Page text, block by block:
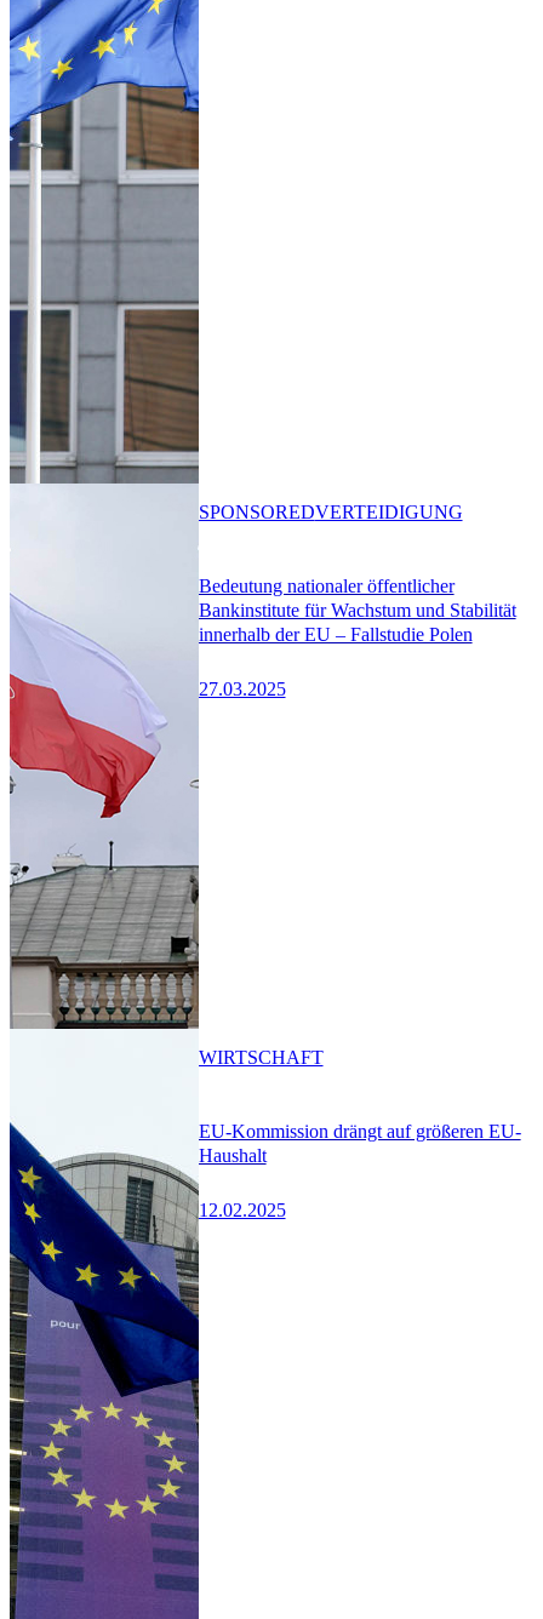
Bedeutung nationaler öffentlicher
Bankinstitute für Wachstum und Stabilität
innerhalb der EU – Fallstudie Polen
27.03.2025
SPONSOREDVERTEIDIGUNG
EU-Kommission drängt auf größeren EU-
Haushalt
12.02.2025
WIRTSCHAFT